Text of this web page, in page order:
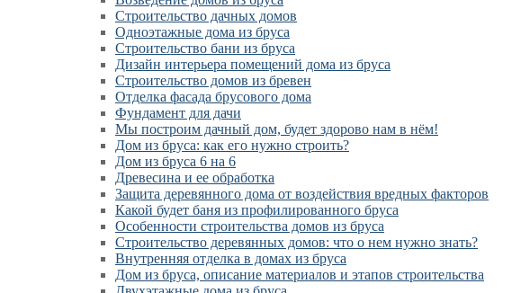
Cтроительство дачных домов
Одноэтажные дома из бруса
Строительство бани из бруса
Дизайн интерьера помещений дома из бруса
Строительство домов из бревен
Отделка фасада брусового дома
Фундамент для дачи
Мы построим дачный дом, будет здорово нам в нём!
Дом из бруса: как его нужно строить?
Дом из бруса 6 на 6
Древесина и ее обработка
Защита деревянного дома от воздействия вредных факторов
Какой будет баня из профилированного бруса
Особенности строительства домов из бруса
Строительство деревянных домов: что о нем нужно знать?
Внутренняя отделка в домах из бруса
Дом из бруса, описание материалов и этапов строительства